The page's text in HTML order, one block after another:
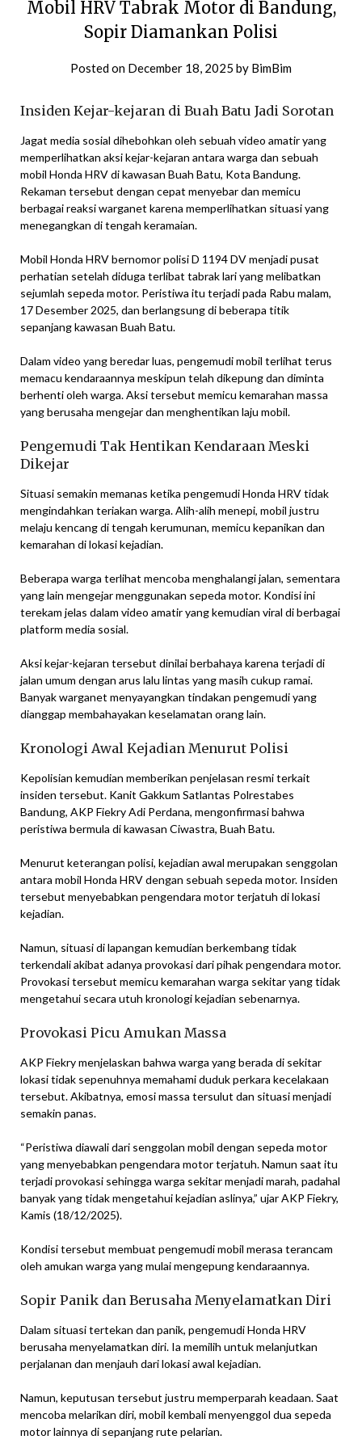
Mobil HRV Tabrak Motor di Bandung,
Sopir Diamankan Polisi
Posted on December 18, 2025 by BimBim
Insiden Kejar-kejaran di Buah Batu Jadi Sorotan
Jagat media sosial dihebohkan oleh sebuah video amatir yang
memperlihatkan aksi kejar-kejaran antara warga dan sebuah
mobil Honda HRV di kawasan Buah Batu, Kota Bandung.
Rekaman tersebut dengan cepat menyebar dan memicu
berbagai reaksi warganet karena memperlihatkan situasi yang
menegangkan di tengah keramaian.
Mobil Honda HRV bernomor polisi D 1194 DV menjadi pusat
perhatian setelah diduga terlibat tabrak lari yang melibatkan
sejumlah sepeda motor. Peristiwa itu terjadi pada Rabu malam,
17 Desember 2025, dan berlangsung di beberapa titik
sepanjang kawasan Buah Batu.
Dalam video yang beredar luas, pengemudi mobil terlihat terus
memacu kendaraannya meskipun telah dikepung dan diminta
berhenti oleh warga. Aksi tersebut memicu kemarahan massa
yang berusaha mengejar dan menghentikan laju mobil.
Pengemudi Tak Hentikan Kendaraan Meski
Dikejar
Situasi semakin memanas ketika pengemudi Honda HRV tidak
mengindahkan teriakan warga. Alih-alih menepi, mobil justru
melaju kencang di tengah kerumunan, memicu kepanikan dan
kemarahan di lokasi kejadian.
Beberapa warga terlihat mencoba menghalangi jalan, sementara
yang lain mengejar menggunakan sepeda motor. Kondisi ini
terekam jelas dalam video amatir yang kemudian viral di berbagai
platform media sosial.
Aksi kejar-kejaran tersebut dinilai berbahaya karena terjadi di
jalan umum dengan arus lalu lintas yang masih cukup ramai.
Banyak warganet menyayangkan tindakan pengemudi yang
dianggap membahayakan keselamatan orang lain.
Kronologi Awal Kejadian Menurut Polisi
Kepolisian kemudian memberikan penjelasan resmi terkait
insiden tersebut. Kanit Gakkum Satlantas Polrestabes
Bandung, AKP Fiekry Adi Perdana, mengonfirmasi bahwa
peristiwa bermula di kawasan Ciwastra, Buah Batu.
Menurut keterangan polisi, kejadian awal merupakan senggolan
antara mobil Honda HRV dengan sebuah sepeda motor. Insiden
tersebut menyebabkan pengendara motor terjatuh di lokasi
kejadian.
Namun, situasi di lapangan kemudian berkembang tidak
terkendali akibat adanya provokasi dari pihak pengendara motor.
Provokasi tersebut memicu kemarahan warga sekitar yang tidak
mengetahui secara utuh kronologi kejadian sebenarnya.
Provokasi Picu Amukan Massa
AKP Fiekry menjelaskan bahwa warga yang berada di sekitar
lokasi tidak sepenuhnya memahami duduk perkara kecelakaan
tersebut. Akibatnya, emosi massa tersulut dan situasi menjadi
semakin panas.
“Peristiwa diawali dari senggolan mobil dengan sepeda motor
yang menyebabkan pengendara motor terjatuh. Namun saat itu
terjadi provokasi sehingga warga sekitar menjadi marah, padahal
banyak yang tidak mengetahui kejadian aslinya,” ujar AKP Fiekry,
Kamis (18/12/2025).
Kondisi tersebut membuat pengemudi mobil merasa terancam
oleh amukan warga yang mulai mengepung kendaraannya.
Sopir Panik dan Berusaha Menyelamatkan Diri
Dalam situasi tertekan dan panik, pengemudi Honda HRV
berusaha menyelamatkan diri. Ia memilih untuk melanjutkan
perjalanan dan menjauh dari lokasi awal kejadian.
Namun, keputusan tersebut justru memperparah keadaan. Saat
mencoba melarikan diri, mobil kembali menyenggol dua sepeda
motor lainnya di sepanjang rute pelarian.